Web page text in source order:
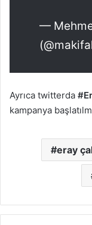
—
Ayrıca twitterda
kampanya
eray